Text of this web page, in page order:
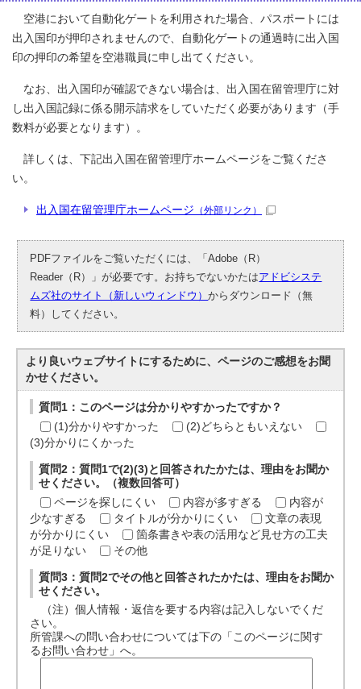
空港において自動化ゲートを利用された場合、パスポートには
出入国印が押印されませんので、自動化ゲートの通過時に出入国
印の押印の希望を空港職員に申し出てください。
なお、出入国印が確認できない場合は、出入国在留管理庁に対
し出入国記録に係る開示請求をしていただく必要があります（手
数料が必要となります）。
詳しくは、下記出入国在留管理庁ホームページをご覧くださ
い。
出入国在留管理庁ホームページ （外部リンク）
PDFファイルをご覧いただくには、「Adobe（R）
Reader（R）」が必要です。お持ちでないかたはアドビシステ
ムズ社のサイト（新しいウィンドウ）からダウンロード（無
料）してください。
より良いウェブサイトにするために、ページのご感想をお聞
かせください。
質問1：このページは分かりやすかったですか？
(1)分かりやすかった
(2)どちらともいえない
(3)分かりにくかった
質問2：質問1で(2)(3)と回答されたかたは、理由をお聞か
せください。（複数回答可）
ページを探しにくい
内容が多すぎる
内容が
少なすぎる
タイトルが分かりにくい
文章の表現
が分かりにくい
箇条書きや表の活用など見せ方の工夫
が足りない
その他
質問3：質問2でその他と回答されたかたは、理由をお聞か
せください。
（注）個人情報・返信を要する内容は記入しないでくだ
さい。
所管課への問い合わせについては下の「このページに関す
るお問い合わせ」へ。